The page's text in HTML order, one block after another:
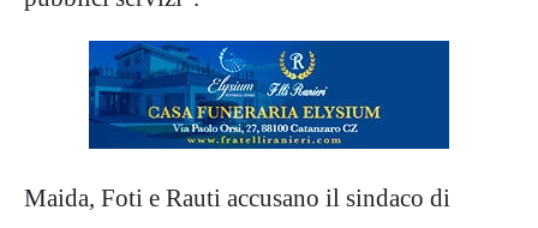
Maida, Foti e Rauti accusano il sindaco di